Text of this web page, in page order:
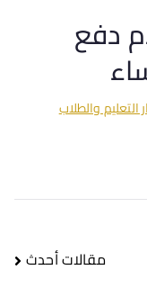
دفع
التعليم والطلاب
مقالات أحدث